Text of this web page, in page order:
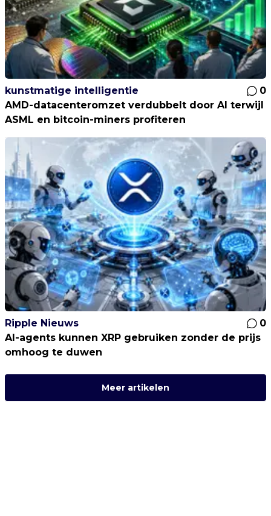
kunstmatige intelligentie
0
AMD-datacenteromzet verdubbelt door AI terwijl
ASML en bitcoin-miners profiteren
Ripple Nieuws
0
AI-agents kunnen XRP gebruiken zonder de prijs
omhoog te duwen
Meer artikelen